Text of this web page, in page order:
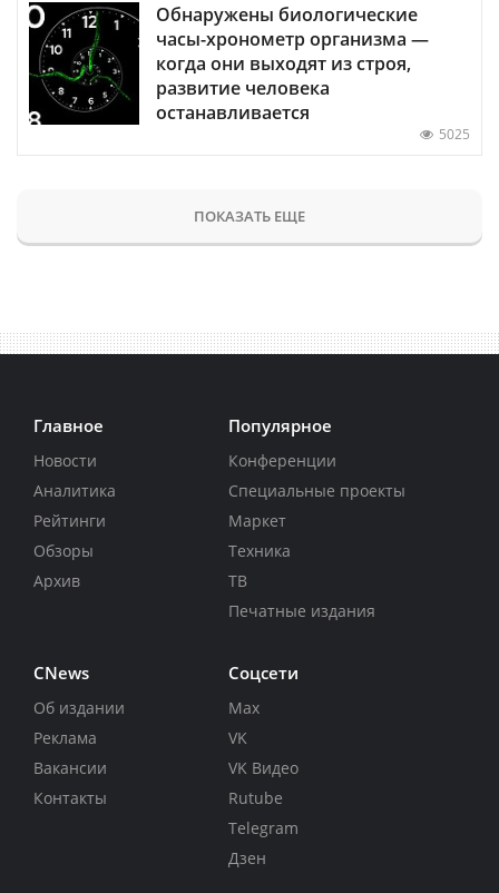
Обнаружены биологические
часы-хронометр организма —
когда они выходят из строя,
развитие человека
останавливается
5025
ПОКАЗАТЬ ЕЩЕ
Главное
Новости
Аналитика
Рейтинги
Обзоры
Архив
Популярное
Конференции
Специальные проекты
Маркет
Техника
ТВ
Печатные издания
CNews
Об издании
Реклама
Вакансии
Контакты
Соцсети
Max
VK
VK Видео
Rutube
Telegram
Дзен